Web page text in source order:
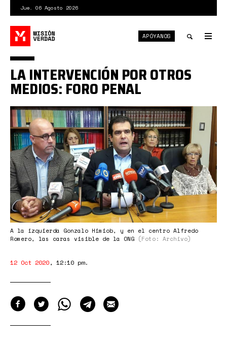
contenido
principal
Jue. 06 Agosto 2026
search
APÓYANOS
pag.jpg
A la izquierda Gonzalo Himiob, y en el centro Alfredo
Romero, las caras visible de la ONG (Foto: Archivo)
LA INTERVENCIÓN POR OTROS
MEDIOS: FORO PENAL
12 Oct 2020, 12:10 pm.